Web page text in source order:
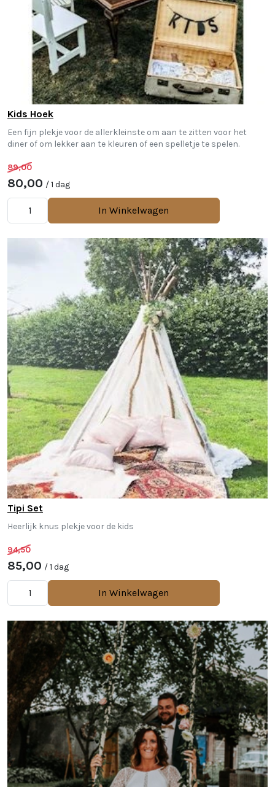
Kids Hoek
Een fijn plekje voor de allerkleinste om aan te zitten voor het
diner of om lekker aan te kleuren of een spelletje te spelen.
89,00
80,00 / 1 dag
In Winkelwagen
Tipi Set
Heerlijk knus plekje voor de kids
94,50
85,00 / 1 dag
In Winkelwagen